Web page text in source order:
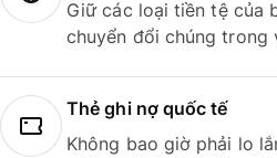
Giữ các loại tiền tệ của
chuyển đổi chúng trong
Thẻ ghi nợ quốc tế
Không bao giờ phải lo